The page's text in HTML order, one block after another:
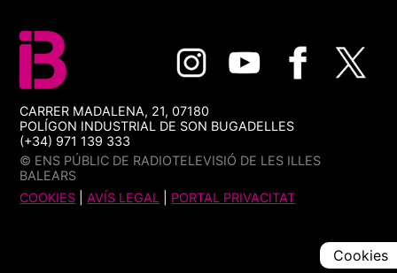
CARRER MADALENA, 21, 07180
POLÍGON INDUSTRIAL DE SON BUGADELLES
(+34) 971 139 333
© ENS PÚBLIC DE RADIOTELEVISIÓ DE LES ILLES
BALEARS
COOKIES |AVÍS LEGAL PORTAL PRIVACITAT
Cookies